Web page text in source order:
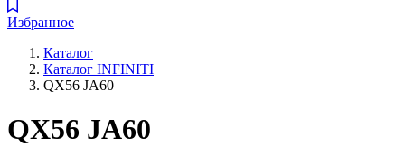
Избранное
Каталог
Каталог INFINITI
QX56 JA60
QX56 JA60